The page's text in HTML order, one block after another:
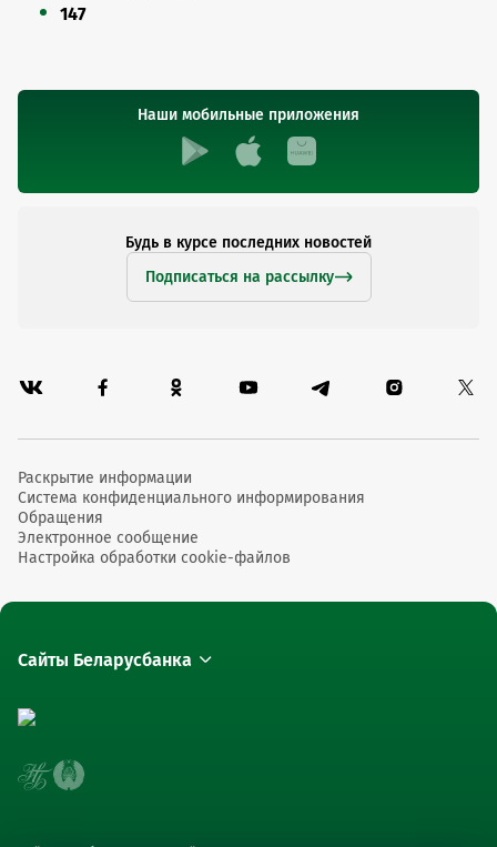
147
Наши мобильные приложения
Будь в курсе последних новостей
Подписаться на рассылку
Раскрытие информации
Система конфиденциального информирования
Обращения
Электронное сообщение
Настройка обработки cookie-файлов
Сайты Беларусбанка